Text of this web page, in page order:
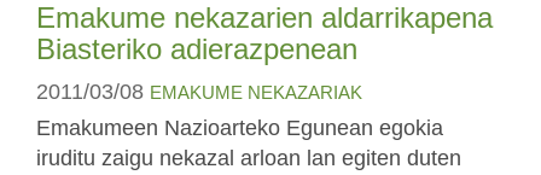
Emakume nekazarien aldarrikapena
Biasteriko adierazpenean
2011/03/08 EMAKUME NEKAZARIAK
Emakumeen Nazioarteko Egunean egokia
iruditu zaigu nekazal arloan lan egiten duten